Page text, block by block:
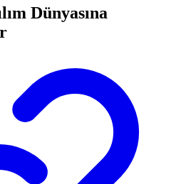
Dünyasına